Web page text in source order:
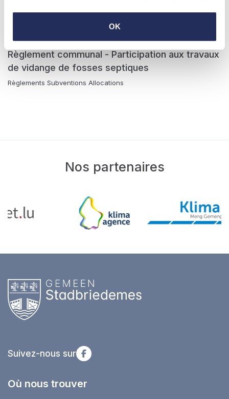
OK
Règlement communal - Participation aux travaux
de vidange de fosses septiques
Règlements Subventions Allocations
Nos partenaires
Suivez-nous sur
Où nous trouver